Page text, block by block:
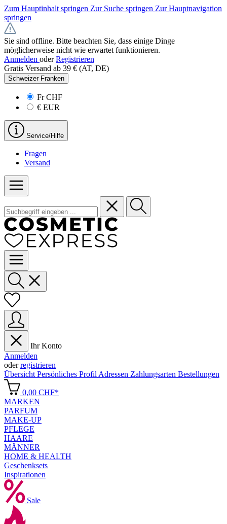
Zum Hauptinhalt springen Zur Suche springen Zur Hauptnavigation
springen
Sie sind offline. Bitte beachten Sie, dass einige Dinge
möglicherweise nicht wie erwartet funktionieren.
Anmelden oder Registrieren
Gratis Versand ab 39 € (AT, DE)
Schweizer Franken
FrCHF
€ EUR
Service/Hilfe
Fragen
Versand
Ihr Konto
Anmelden
oderregistrieren
Übersicht Persönliches Profil Adressen Zahlungsarten Bestellungen
0,00 CHF*
MARKEN
PARFUM
MAKE-UP
PFLEGE
HAARE
MÄNNER
HOME & HEALTH
Geschenksets
Inspirationen
Sale